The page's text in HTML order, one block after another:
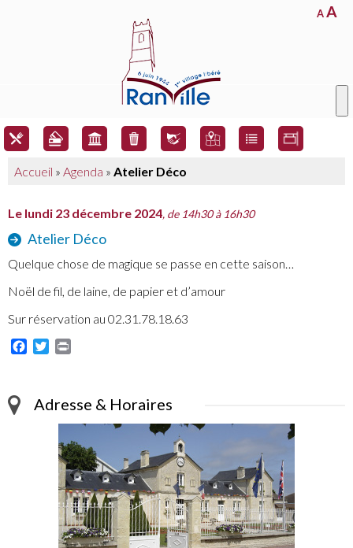
AA
Accueil » Agenda » Atelier Déco
Le lundi 23 décembre 2024, de 14h30 à 16h30
Atelier Déco
Quelque chose de magique se passe en cette saison…
Noël de fil, de laine, de papier et d’amour
Sur réservation au 02.31.78.18.63
Facebook
Twitter
Adresse & Horaires